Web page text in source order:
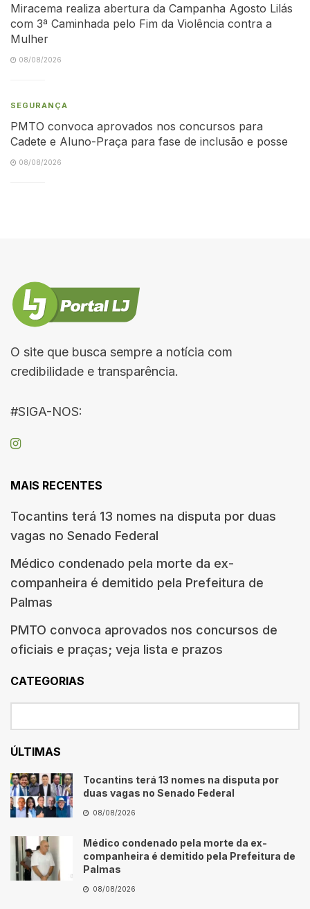
Miracema realiza abertura da Campanha Agosto Lilás
com 3ª Caminhada pelo Fim da Violência contra a
Mulher
08/08/2026
SEGURANÇA
PMTO convoca aprovados nos concursos para
Cadete e Aluno-Praça para fase de inclusão e posse
08/08/2026
O site que busca sempre a notícia com
credibilidade e transparência.
#SIGA-NOS:
MAIS RECENTES
Tocantins terá 13 nomes na disputa por duas
vagas no Senado Federal
Médico condenado pela morte da ex-
companheira é demitido pela Prefeitura de
Palmas
PMTO convoca aprovados nos concursos de
oficiais e praças; veja lista e prazos
CATEGORIAS
ÚLTIMAS
Tocantins terá 13 nomes na disputa por
duas vagas no Senado Federal
08/08/2026
Médico condenado pela morte da ex-
companheira é demitido pela Prefeitura de
Palmas
08/08/2026